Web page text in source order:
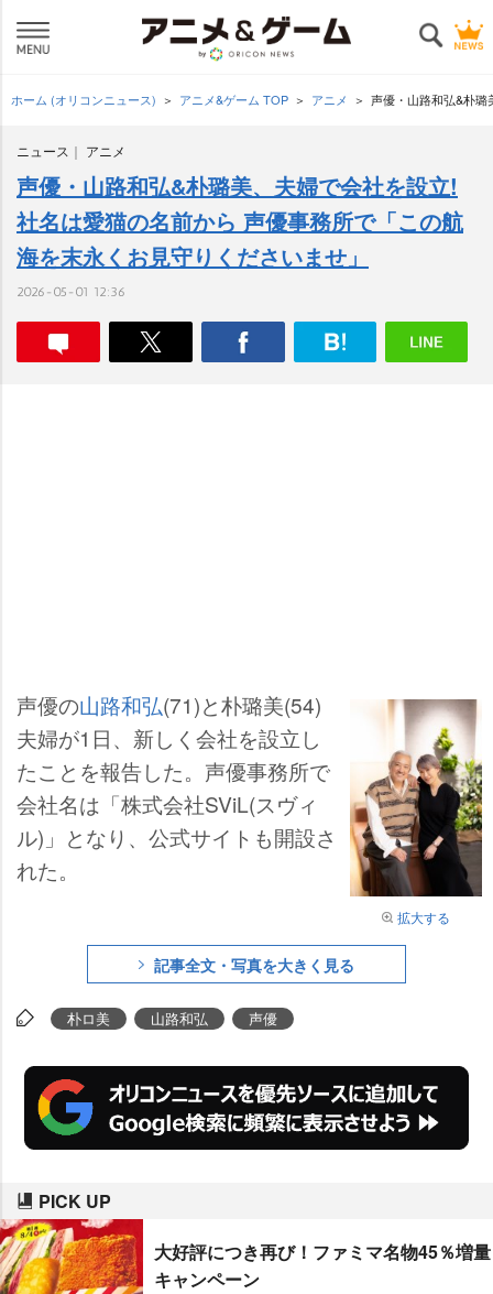
ホーム (オリコンニュース) アニメ&ゲーム TOP アニメ 声優・山路和弘&朴
ニュース アニメ
声優・山路和弘&朴璐美、夫婦で会社を設立!
社名は愛猫の名前から 声優事務所で「この航
海を末永くお見守りくださいませ」
2026-05-01 12:36
拡大する
声優の山路和弘(71)と朴璐美(54)
夫婦が1日、新しく会社を設立し
たことを報告した。声優事務所で
会社名は「株式会社SViL(スヴィ
ル)」となり、公式サイトも開設さ
れた。
記事全文・写真を大きく見る
朴ロ美 山路和弘 声優
PICK UP
大好評につき再び！ファミマ名物45％増量
キャンペーン